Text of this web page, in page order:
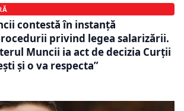
contestă în instanță
privind legea salarizării.
Muncii ia act de decizia Curții
și o va respecta”